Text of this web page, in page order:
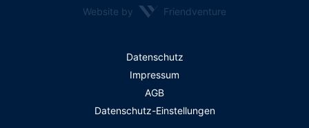
Website by Friendventure
Datenschutz
Impressum
AGB
Datenschutz-Einstellungen